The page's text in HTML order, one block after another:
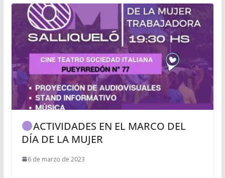
ACTIVIDADES EN EL MARCO DEL
DÍA DE LA MUJER
6 de marzo de 2023